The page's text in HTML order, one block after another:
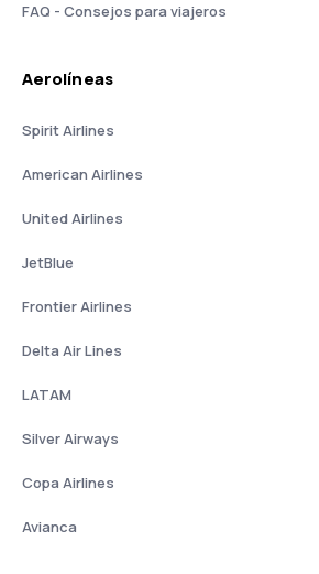
FAQ - Consejos para viajeros
Aerolíneas
Spirit Airlines
American Airlines
United Airlines
JetBlue
Frontier Airlines
Delta Air Lines
LATAM
Silver Airways
Copa Airlines
Avianca